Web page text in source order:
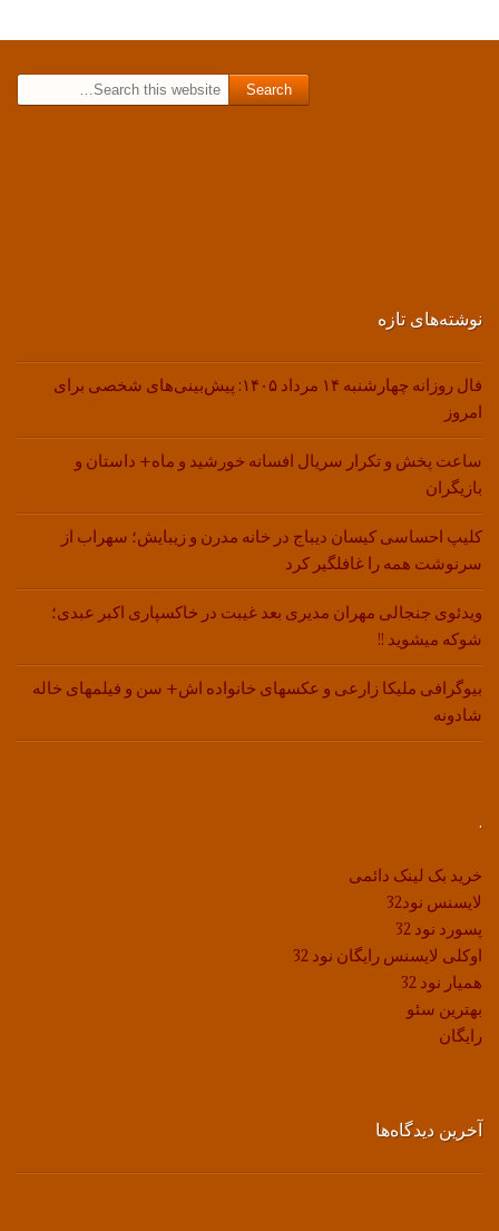
نوشته‌های تازه
فال روزانه چهارشنبه ۱۴ مرداد ۱۴۰۵: پیش‌بینی‌های شخصی برای
امروز
ساعت پخش و تکرار سریال افسانه خورشید و ماه+ داستان و
بازیگران
کلیپ احساسی کیسان دیباج در خانه مدرن و زیبایش؛ سهراب از
سرنوشت همه را غافلگیر کرد
ویدئوی جنجالی مهران مدیری بعد غیبت در خاکسپاری اکبر عبدی؛
شوکه میشوید !!
بیوگرافی ملیکا زارعی و عکسهای خانواده اش+ سن و فیلمهای خاله
شادونه
.
خرید بک لینک دائمی
لایسنس نود32
پسورد نود 32
اوکلی لایسنس رایگان نود 32
همیار نود 32
بهترین سئو
رایگان
آخرین دیدگاه‌ها